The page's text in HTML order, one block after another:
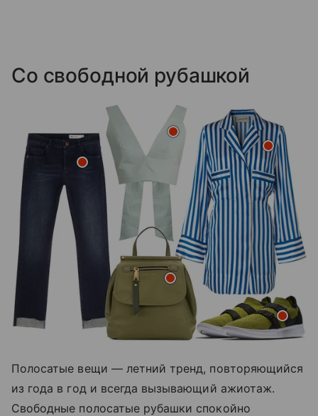
Со свободной рубашкой
Полосатые вещи — летний тренд, повторяющийся
из года в год и всегда вызывающий ажиотаж.
Свободные полосатые рубашки спокойно